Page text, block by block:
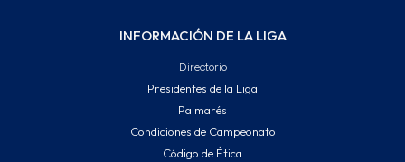
INFORMACIÓN DE LA LIGA
Directorio
Presidentes de la Liga
Palmarés
Condiciones de Campeonato
Código de Ética